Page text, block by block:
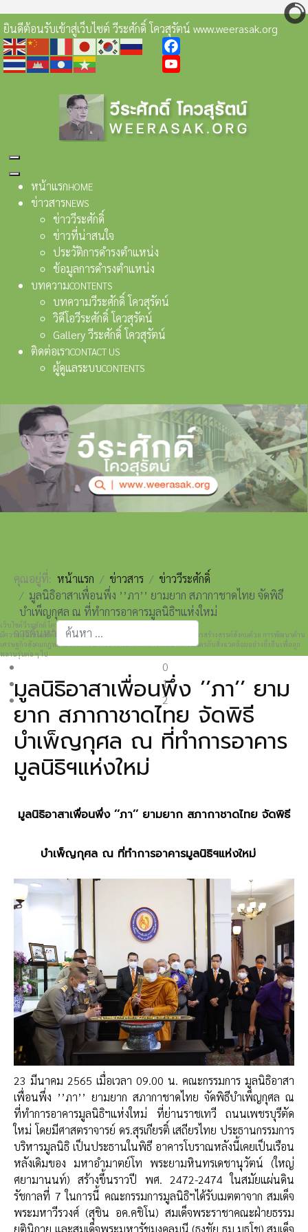
ยินดีต้อนรับเข้าสู่เว็บไซต์ วีระศักดิ์ โควสุรัตน์ www.weerasak.org
Facebook
หน้าแรกHOME
ข่าวสารNEWS
ข่าววีระศักดิ์
ข่าวที่น่าสนใจ
ประวัติการดำรงตำแหน่ง
ข้อมูลการดำรงตำแหน่ง
บทความCONTENTS
บทความวีระศักดิ์ โควสุรัตน์
วิดีโอวีระศักดิ์ โควสุรัตน์
Gallery วีระศักดิ์ โควสุรัตน์
ติดต่อเราCONTACT US
ผู้ดูแลระบบCONTENTS
เว็บไซต์วีระศักดิ์ โควสุรัตน์ www.weerasak.org
มีความมุ่งมั่นเเละตั้งใจในการเผยแพร่เรื่องราวความรู้ความเข้าใจในการสร้างสรรค์สังคมด้วย การพัฒนาด้าน
เศรษฐกิจสังคมกฎหมายและการปกครอง เพื่อให้เกิดการพัฒนาที่เป็นมิตรกับสิ่งแวดล้อมอย่างยั่งยืนเพื่อลูก
หลานรุ่นต่อ ๆ ไป
0
1
2
คุณอยู่ที่: หน้าแรก ข่าวสาร
ข่าววีระศักดิ์
มูลนิธิอาสาเพื่อนพึ่ง ’’ภา’’ ยามยาก สภากาชาดไทย จัดพิธี
บำเพ็ญกุศล ณ ที่ทำการอาคารมูลนิธิฯแห่งใหม่
การค้นหา
Type 2 or more characters for results.
มูลนิธิอาสาเพื่อนพึ่ง ’’ภา’’ ยาม
ยาก สภากาชาดไทย จัดพิธี
บำเพ็ญกุศล ณ ที่ทำการอาคาร
มูลนิธิฯแห่งใหม่
มูลนิธิอาสาเพื่อนพึ่ง ’’ภา’’ ยามยาก สภากาชาดไทย จัดพิธี
บำเพ็ญกุศล ณ ที่ทำการอาคารมูลนิธิฯแห่งใหม่
23 มีนาคม 2565 เมื่อเวลา 09.00 น. คณะกรรมการ มูลนิธิอาสา
เพื่อนพึ่ง ’’ภา’’ ยามยาก สภากาชาดไทย จัดพิธีบำเพ็ญกุศล ณ
ที่ทำการอาคารมูลนิธิฯแห่งใหม่ ที่ย่านราชเทวี ถนนเพชรบุรีตัด
ใหม่ โดยมีศาสตราจารย์ ดร.สุรเกียรติ์ เสถียรไทย ประธานกรรมการ
บริหารมูลนิธิ เป็นประธานในพิธี อาคารโบราณหลังนี้เคยเป็นเรือน
หลังเดิมของ มหาอำมาตย์โท พระยามหินทรเดชานุวัตน์ (ใหญ่
ศยามานนท์) สร้างขึ้นราวปี พศ. 2472-2474 ในสมัยแผ่นดิน
รัชกาลที่ 7 ในการนี้ คณะกรรมการมูลนิธิฯได้รับเมตตาจาก สมเด็จ
พระมหาวีรวงศ์ (สุชิน อค.คชิโน) สมเด็จพระราชาคณะฝ่ายธรรม
ยุตินิกาย และสมเด็จพระมหารัชมงคลมุนี (ธงชัย ธม.มธโช) สมเด็จ